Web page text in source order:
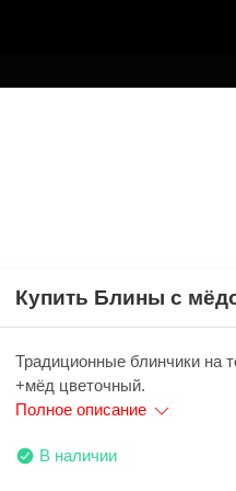
Купить Блины с
Традиционные блинчики на
+мёд цветочный.
Полное описание
В наличии